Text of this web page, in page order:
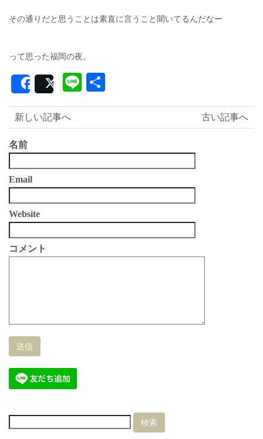
その通りだと思うことは素直に言うこと聞いてるんだなー
って思った福岡の夜。
SharePost Line
有
古い記事へ
新しい記事へ
名前
Email
Website
コメント